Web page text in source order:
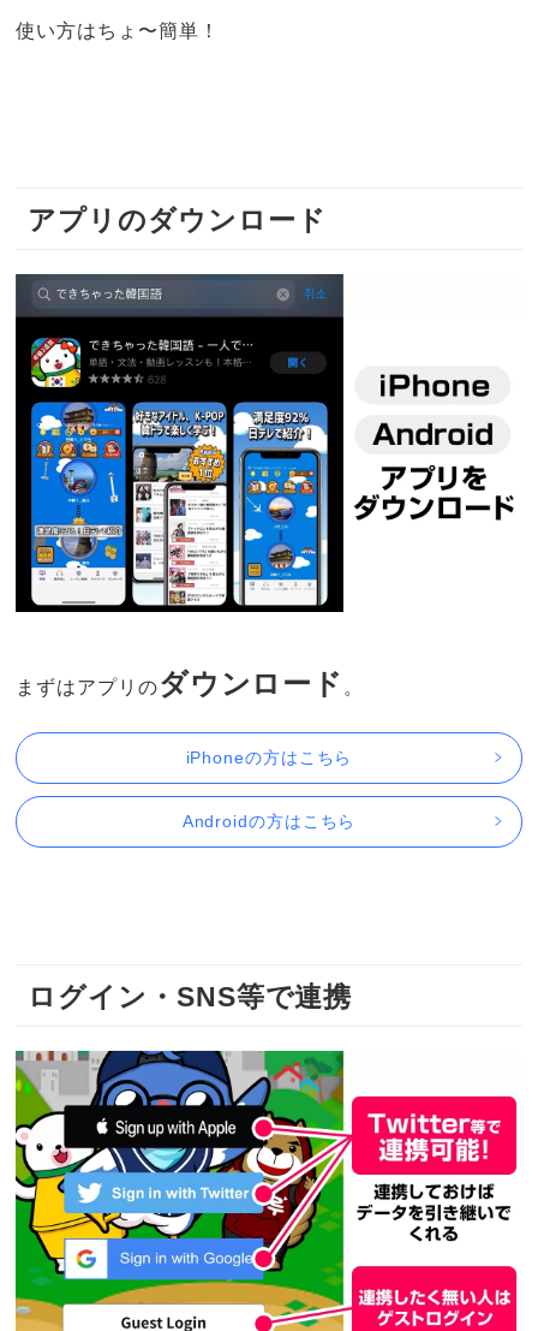
使い方はちょ〜簡単！
アプリのダウンロード
まずはアプリのダウンロード 。
iPhoneの方はこちら
Androidの方はこちら
ログイン・SNS等で連携